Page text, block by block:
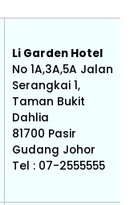
Li Garden Hotel
No 1A,3A,5A Jalan
Serangkai 1,
Taman Bukit
Dahlia
81700 Pasir
Gudang Johor
Tel : 07-2555555